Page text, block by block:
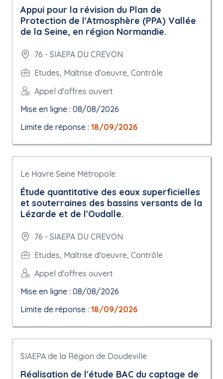
Appui pour la révision du Plan de
Protection de l'Atmosphère (PPA) Vallée
de la Seine, en région Normandie.
76 - SIAEPA DU CREVON
Etudes, Maîtrise d'oeuvre, Contrôle
Appel d'offres ouvert
Mise en ligne : 08/08/2026
Limite de réponse : 18/09/2026
Le Havre Seine Métropole
Étude quantitative des eaux superficielles
et souterraines des bassins versants de la
Lézarde et de l'Oudalle.
76 - SIAEPA DU CREVON
Etudes, Maîtrise d'oeuvre, Contrôle
Appel d'offres ouvert
Mise en ligne : 08/08/2026
Limite de réponse : 18/09/2026
SIAEPA de la Région de Doudeville
Réalisation de l'étude BAC du captage de